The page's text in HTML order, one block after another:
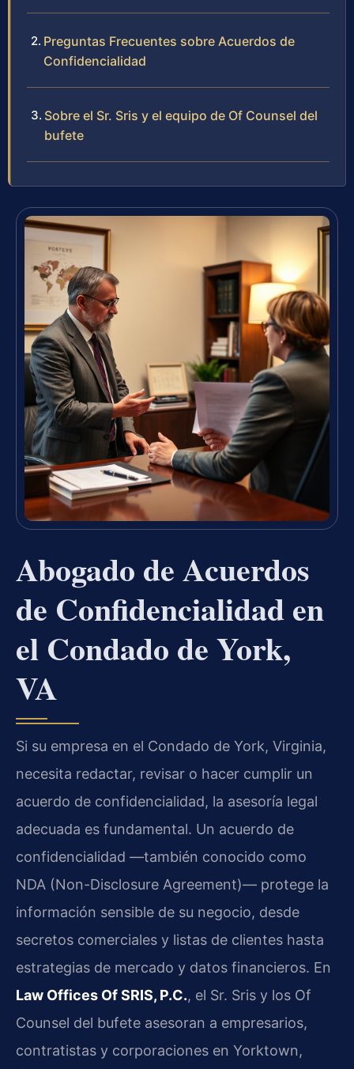
Preguntas Frecuentes sobre Acuerdos de
Confidencialidad
Sobre el Sr. Sris y el equipo de Of Counsel del
bufete
Abogado de Acuerdos
de Confidencialidad en
el Condado de York,
VA
Si su empresa en el Condado de York, Virginia,
necesita redactar, revisar o hacer cumplir un
acuerdo de confidencialidad, la asesoría legal
adecuada es fundamental. Un acuerdo de
confidencialidad —también conocido como
NDA (Non-Disclosure Agreement)— protege la
información sensible de su negocio, desde
secretos comerciales y listas de clientes hasta
estrategias de mercado y datos financieros. En
Law Offices Of SRIS, P.C., el Sr. Sris y los Of
Counsel del bufete asesoran a empresarios,
contratistas y corporaciones en Yorktown,